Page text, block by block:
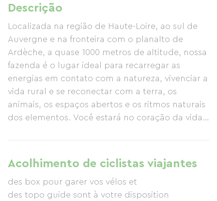
Descrição
Localizada na região de Haute-Loire, ao sul de
Auvergne e na fronteira com o planalto de
Ardèche, a quase 1000 metros de altitude, nossa
fazenda é o lugar ideal para recarregar as
energias em contato com a natureza, vivenciar a
vida rural e se reconectar com a terra, os
animais, os espaços abertos e os ritmos naturais
dos elementos. Você estará no coração da vida
Les Amis du Marain lhe dá as boas-vindas a um
ambiente preservado com camping rural,
chalés, caravanas, yurtas, tipis, cabanas
giratórias e quartos com café da manhã incluso,
Acolhimento de ciclistas viajantes
des box pour garer vos vélos et
des topo guide sont à votre disposition